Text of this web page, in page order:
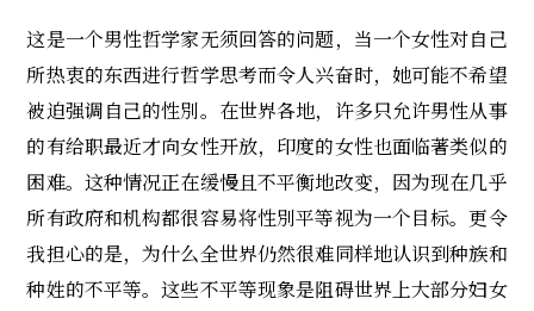
这是一个男性哲学家无须回答的问题，当一个女性对自己
所热衷的东西进行哲学思考而令人兴奋时，她可能不希望
被迫强调自己的性別。在世界各地，许多只允许男性从事
的有给职最近才向女性开放，印度的女性也面临著类似的
困难。这种情况正在缓慢且不平衡地改变，因为现在几乎
所有政府和机构都很容易将性別平等视为一个目标。更令
我担心的是，为什么全世界仍然很难同样地认识到种族和
种姓的不平等。这些不平等现象是阻碍世界上大部分妇女